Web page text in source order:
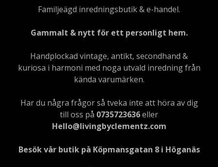
Familjeägd inredningsbutik & e-handel.
Gammalt & nytt för ett personligt hem.
Handplockad vintage, antikt, secondhand &
kuriosa i harmoni med noga utvald inredning från
kända varumärken.
Har du några frågor så tveka inte att höra av dig
till oss på 0735723636eller
Hello@livingbyclementz.com
Besök vår butik på Köpmansgatan 8 i Höganäs